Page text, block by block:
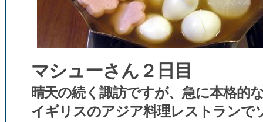
マシューさん２日目
晴天の続く諏訪ですが、急に本格的
イギリスのアジア料理レストランで